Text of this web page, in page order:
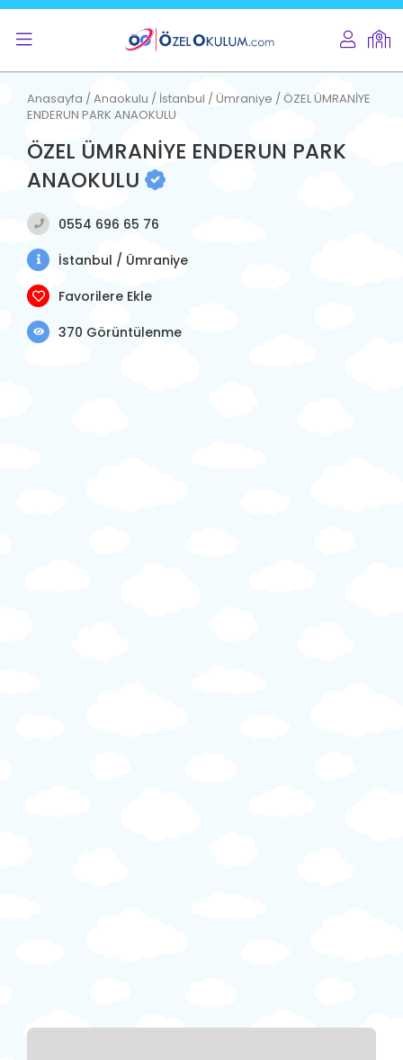
Anasayfa / Anaokulu / İstanbul / Ümraniye / ÖZEL ÜMRANİYE
ENDERUN PARK ANAOKULU
ÖZEL ÜMRANİYE ENDERUN PARK
ANAOKULU
0554 696 65 76
İstanbul / Ümraniye
Favorilere Ekle
370 Görüntülenme